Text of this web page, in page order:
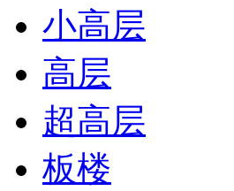
小高层
高层
超高层
板楼